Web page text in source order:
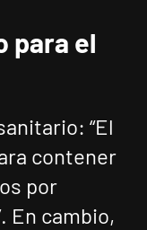
para el
“El
contener
por
En cambio,